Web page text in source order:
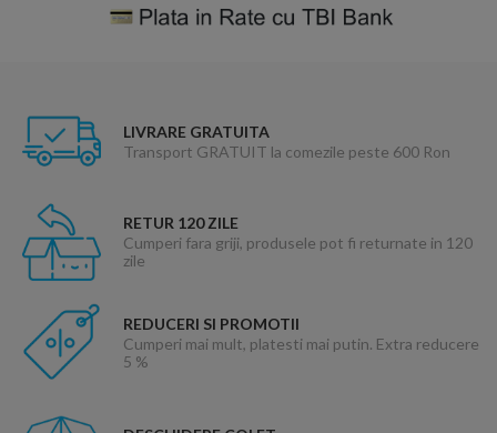
LIVRARE GRATUITA
Transport GRATUIT la comezile peste 600 Ron
RETUR 120 ZILE
Cumperi fara griji, produsele pot fi returnate in 120
zile
REDUCERI SI PROMOTII
Cumperi mai mult, platesti mai putin. Extra reducere
5 %